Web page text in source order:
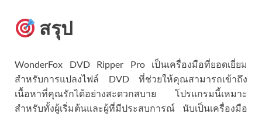
สรุป
WonderFox DVD Ripper Pro เป็นเครื่องมือที่ยอดเยี่ยม
สำหรับการแปลงไฟล์ DVD ที่ช่วยให้คุณสามารถเข้าถึง
เนื้อหาที่คุณรักได้อย่างสะดวกสบาย โปรแกรมนี้เหมาะ
สำหรับทั้งผู้เริ่มต้นและผู้ที่มีประสบการณ์ นับเป็นเครื่องมือ